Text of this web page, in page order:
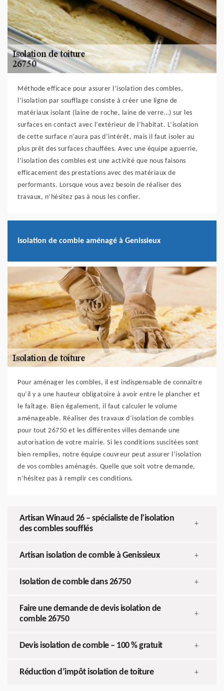
Méthode efficace pour assurer l’isolation des combles,
l’isolation par soufflage consiste à créer une ligne de
matériaux isolant (laine de roche, laine de verre…) sur les
surfaces en contact avec l’extérieur de l’habitat. L’isolation
de cette surface n’aura pas d’intérêt, mais il faut isoler au
plus prêt des surfaces chauffées. Avec une équipe aguerrie,
l’isolation des combles est une activité que nous faisons
efficacement des prestations avec des matériaux de
performants. Lorsque vous avez besoin de réaliser des
travaux, n’hésitez pas à nous les confier.
Isolation de comble aménagé à Genissieux
Pour aménager les combles, il est indispensable de connaître
qu’il y a une hauteur obligatoire à avoir entre le plancher et
le faîtage. Bien également, il faut calculer le volume
aménageable. Réaliser des travaux d’isolation de combles
pour tout 26750 et les différentes villes demande une
autorisation de votre mairie. Si les conditions suscitées sont
bien remplies, notre équipe couvreur peut assurer l’isolation
de vos combles aménagés. Quelle que soit votre demande,
n’hésitez pas à remplir ces conditions.
Artisan Winaud 26 – spécialiste de l’isolation
des combles soufflés
+
Artisan isolation de comble à Genissieux +
Isolation de comble dans 26750 +
Faire une demande de devis isolation de
comble 26750
+
Devis isolation de comble – 100 % gratuit +
Réduction d’impôt isolation de toiture +